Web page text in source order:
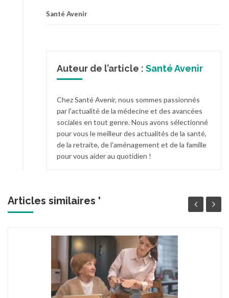
Santé Avenir
Auteur de l’article : Santé Avenir
Chez Santé Avenir, nous sommes passionnés
par l'actualité de la médecine et des avancées
sociales en tout genre. Nous avons sélectionné
pour vous le meilleur des actualités de la santé,
de la retraite, de l'aménagement et de la famille
pour vous aider au quotidien !
Articles similaires '